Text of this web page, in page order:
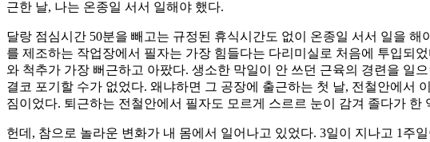
근한 날, 나는 온종일 서서 일해야 했다.
달랑 점심시간 50분을 빼고는 규정된 휴식시간도 없이 온종일 서서 일을
를 제조하는 작업장에서 필자는 가장 힘들다는 다리미실로 처음에 투입되
와 척추가 가장 뻐근하고 아팠다. 생소한 막일이 안 쓰던 근육의 경련을 일
결코 포기할 수가 없었다. 왜냐하면 그 공장에 출근하는 첫 날, 전철안에서
짐이었다. 퇴근하는 전철안에서 필자도 모르게 스르르 눈이 감겨 졸다가
헌데, 참으로 놀라운 변화가 내 몸에서 일어나고 있었다. 3일이 지나고 1주